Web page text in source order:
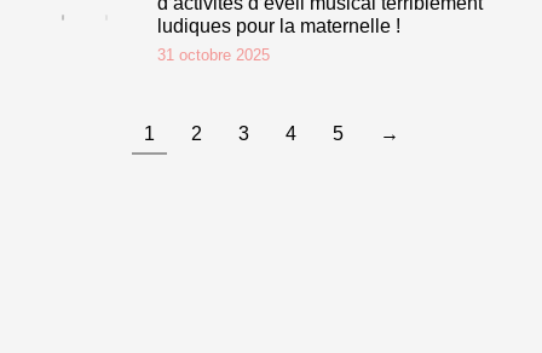
ludiques pour la maternelle !
31 octobre 2025
1 2 3 4 5 →